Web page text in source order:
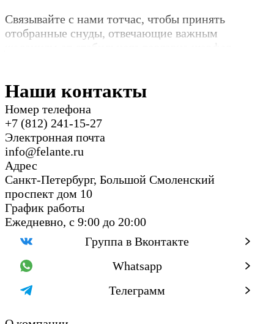
Связывайте с нами тотчас, чтобы принять
отобранные снуды, отвечающие важным
желаниям от стабильного торговца шарфов
Наши контакты
Номер телефона
+7 (812) 241-15-27
Электронная почта
info@felante.ru
Адрес
Санкт-Петербург, Большой Смоленский
проспект дом 10
График работы
Ежедневно, с 9:00 до 20:00
Группа в Вконтакте
Whatsapp
Телеграмм